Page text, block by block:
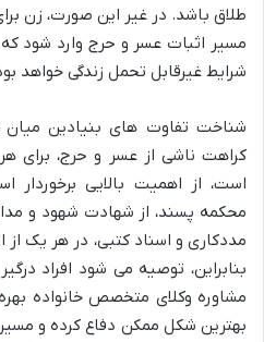
طلاق باشد. در غیر این صورت، زن
مسیر اثبات عسر و حرج وارد شود
شرایط غیرقابل تحمل زندگی خواهد
شناخت تفاوت های بنیادین
کراهت ناشی از عسر و حرج، برای
است، از اهمیت بالایی
محکمه پسند، از شهادت شهود و
مددکاری و اسناد کتبی، در هر یک
بنابراین، توصیه می شود افراد
مشاوره وکلای متخصص خانواده
بهترین شکل ممکن دفاع کرده و مسیر